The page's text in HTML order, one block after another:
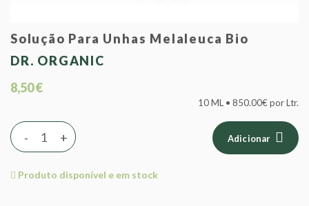
Solução Para Unhas Melaleuca Bio
DR. ORGANIC
8,50 €
10 ML • 850.00€ por Ltr.
+
- Adicionar
Produto disponível e em stock